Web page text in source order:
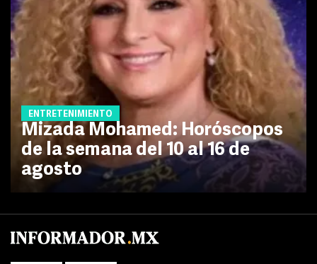
ENTRETENIMIENTO
Mizada Mohamed: Horóscopos
de la semana del 10 al 16 de
agosto